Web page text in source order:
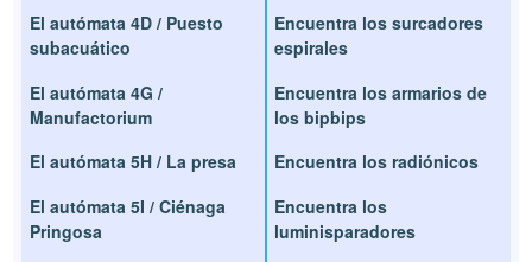
El autómata 4D / Puesto
subacuático
El autómata 4G /
Manufactorium
El autómata 5H / La presa
El autómata 5I / Ciénaga
Pringosa
Encuentra los surcadores
espirales
Encuentra los armarios de
los bipbips
Encuentra los radiónicos
Encuentra los
luminisparadores